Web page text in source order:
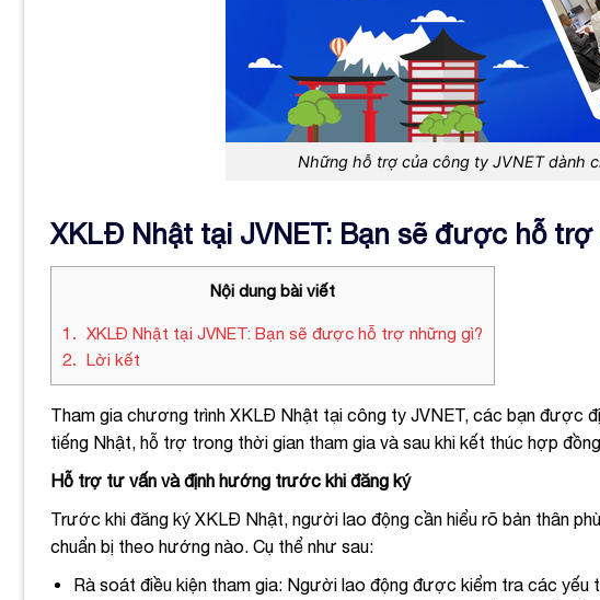
Những hỗ trợ của công ty JVNET dành
XKLĐ Nhật tại JVNET: Bạn sẽ được hỗ
Nội dung bài viết
1
XKLĐ Nhật tại JVNET: Bạn sẽ được hỗ trợ những gì?
2
Lời kết
Tham gia chương trình XKLĐ Nhật tại công ty JVNET, các bạn được
tiếng Nhật, hỗ trợ trong thời gian tham gia và sau khi kết thúc hợp
Hỗ trợ tư vấn và định hướng trước khi đăng ký
Trước khi đăng ký XKLĐ Nhật, người lao động cần hiểu rõ bản thân
chuẩn bị theo hướng nào. Cụ thể như sau:
Rà soát điều kiện tham gia: Người lao động được kiểm tra các yếu